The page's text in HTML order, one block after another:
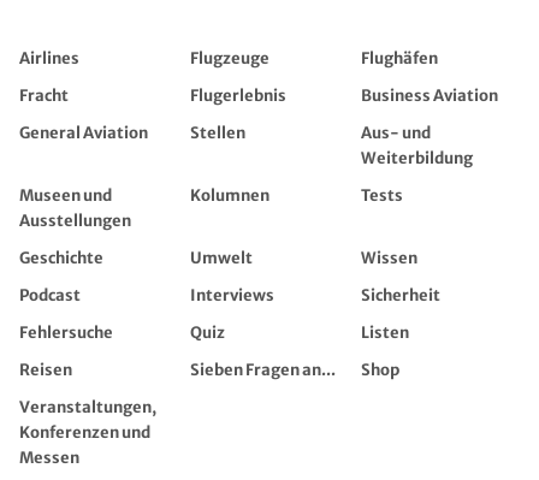
Airlines Flugzeuge
Flughäfen
Fracht
Flugerlebnis
Business Aviation
General Aviation
Stellen
Aus- und
Weiterbildung
Museen und
Ausstellungen
Kolumnen Tests
Geschichte Umwelt
Wissen
Podcast
Interviews
Sicherheit
Fehlersuche
Quiz
Listen
Reisen
Sieben Fragen an...
Shop
Veranstaltungen,
Konferenzen und
Messen